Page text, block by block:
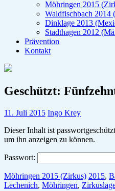
Möhringen 2015
Waldfischbach 2014
Dinklage 2013
Stadthagen 2012
Prävention
Kontakt
Geschützt:
11. Juli 2015 Ingo Krey
Dieser Inhalt ist
um ihn anzeigen zu können.
Passwort:
Möhringen 2015 (Zirkus) 2015,
Lechenich, Möhringen,